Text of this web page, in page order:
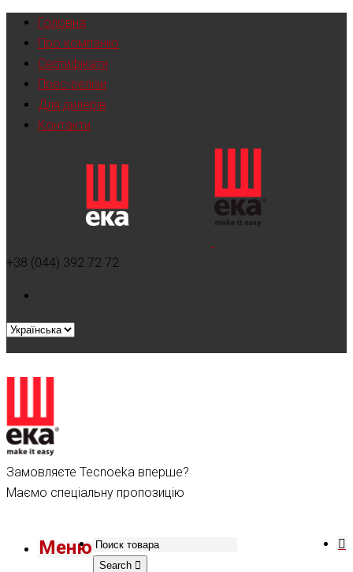
Головна
Про компанію
Сертифікати
Прес-релізи
Для дилерів
Контакти
+38 (044) 392 72 72
Замовляєте Tecnoeka вперше?
Маємо спеціальну пропозицію
Меню
Search